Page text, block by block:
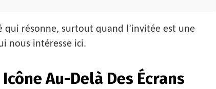
résonne, surtout quand l’invitée est une
nous intéresse ici.
Au-Delà Des Écrans